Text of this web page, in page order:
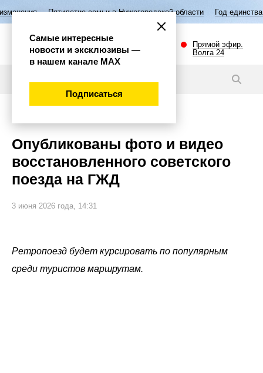
семьи в Нижегородской области Год единства народов России
Прямой эфир.
Волга 24
Опубликованы фото и видео
восстановленного советского
поезда на ГЖД
3 июня 2026 года, 14:31
Ретропоезд будет курсировать по популярным
среди туристов маршрутам.
Самые интересные
новости и эксклюзивы —
в нашем канале МАХ
Подписаться